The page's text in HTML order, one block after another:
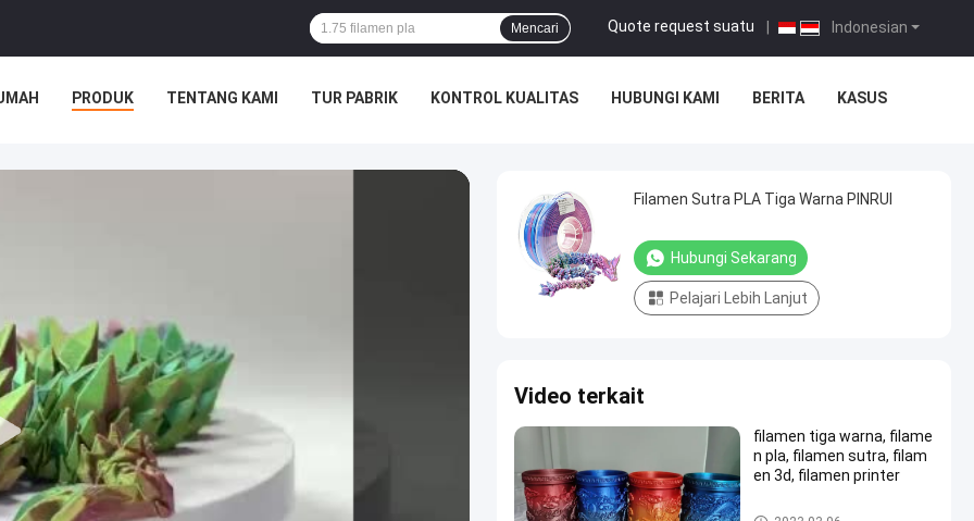
Indonesian
Quote request suatu
Mencari
PRODUK TENTANG KAMI TUR PABRIK KONTROL KUALITAS HUBUNGI KAMI BERITA KASUS
Filamen Sutra PLA Tiga Warna PINRUI
Hubungi Sekarang
Pelajari Lebih Lanjut
Video terkait
filamen tiga warna, filame
n pla, filamen sutra, filam
en 3d, filamen printer
Filamen Tri Warna